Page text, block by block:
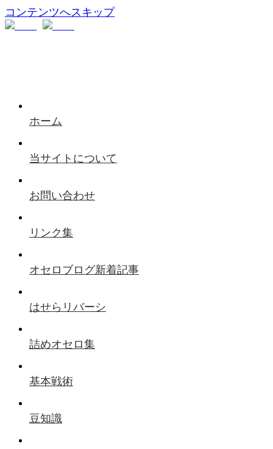
コンテンツへスキップ
ホーム
当サイトについて
お問い合わせ
リンク集
オセロブログ新着記事
はせらリバーシ
詰めオセロ集
基本戦術
豆知識